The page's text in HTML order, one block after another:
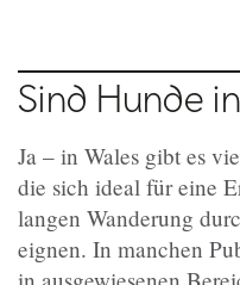
Sind Hunde
Ja – in Wales gibt es
die sich ideal für eine
langen Wanderung
eignen. In manchen